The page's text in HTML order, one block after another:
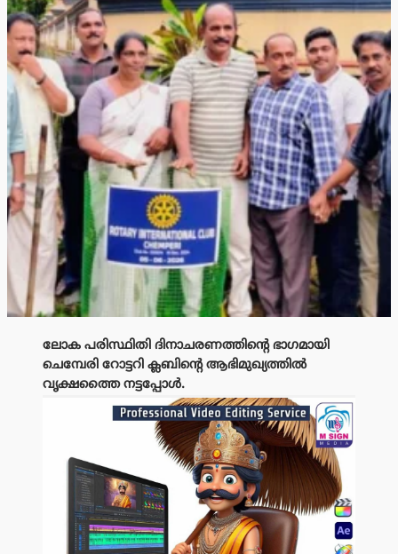
ലോക പരിസ്ഥിതി ദിനാചരണത്തിൻ്റെ ഭാഗമായി
ചെമ്പേരി റോട്ടറി ക്ലബിൻ്റെ ആഭിമുഖ്യത്തിൽ
വൃക്ഷത്തൈ നട്ടപ്പോൾ.
പരസ്യം